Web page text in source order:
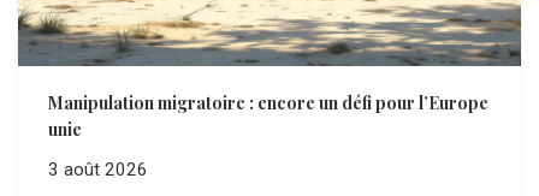
Manipulation migratoire : encore un défi pour l’Europe
unie
3 août 2026